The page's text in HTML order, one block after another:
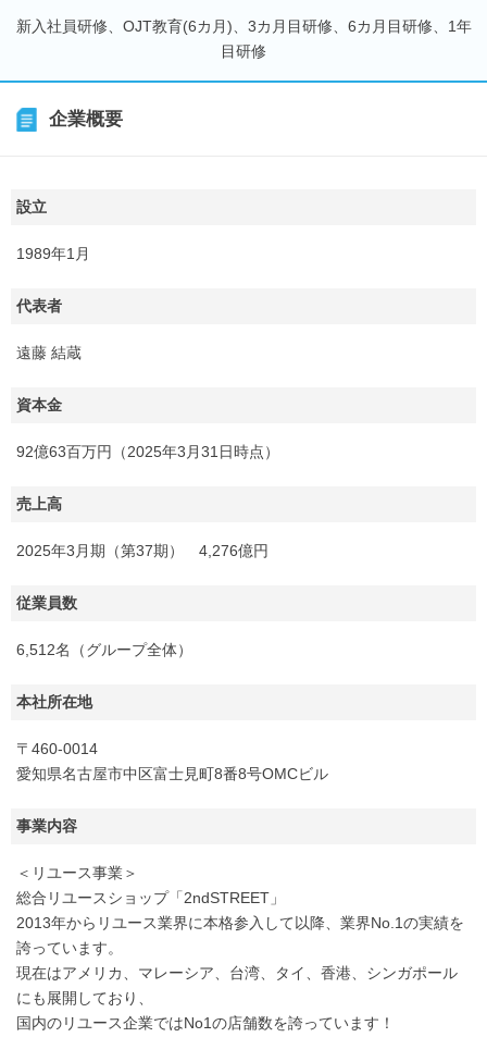
新入社員研修、OJT教育(6カ月)、3カ月目研修、6カ月目研修、1年
目研修
企業概要
設立
1989年1月
代表者
遠藤 結蔵
資本金
92億63百万円（2025年3月31日時点）
売上高
2025年3月期（第37期） 4,276億円
従業員数
6,512名（グループ全体）
本社所在地
〒460-0014
愛知県名古屋市中区富士見町8番8号OMCビル
事業内容
＜リユース事業＞
総合リユースショップ「2ndSTREET」
2013年からリユース業界に本格参入して以降、業界No.1の実績を
誇っています。
現在はアメリカ、マレーシア、台湾、タイ、香港、シンガポール
にも展開しており、
国内のリユース企業ではNo1の店舗数を誇っています！